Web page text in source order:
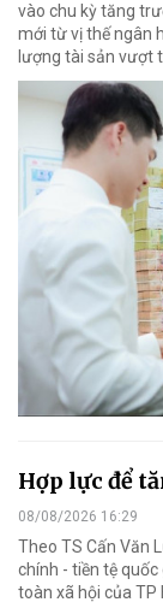
vào chu kỳ tăng
mới từ vị thế ngân
lượng tài sản vượt
Hợp lực để
08/08/2026 16:29
Theo TS Cấn Văn
chính - tiền tệ
toàn xã hội của TP